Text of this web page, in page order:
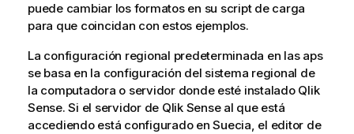
puede cambiar los formatos en su script de carga
para que coincidan con estos ejemplos.
La configuración regional predeterminada en las aps
se basa en la configuración del sistema regional de
la computadora o servidor donde esté instalado Qlik
Sense. Si el servidor de Qlik Senseal que está
accediendo está configurado en Suecia, el editor de